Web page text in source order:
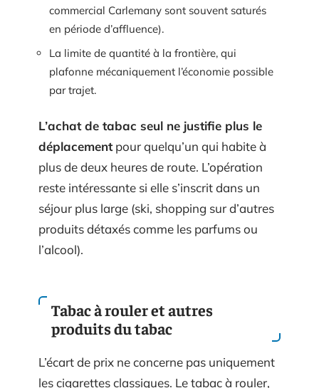
commercial Carlemany sont souvent saturés
en période d’affluence).
La limite de quantité à la frontière, qui
plafonne mécaniquement l’économie possible
par trajet.
L’achat de tabac seul ne justifie plus le
déplacementpour quelqu’un qui habite à
plus de deux heures de route. L’opération
reste intéressante si elle s’inscrit dans un
séjour plus large (ski, shopping sur d’autres
produits détaxés comme les parfums ou
l’alcool).
Tabac à rouler et autres
produits du tabac
L’écart de prix ne concerne pas uniquement
les cigarettes classiques. Le tabac à rouler,